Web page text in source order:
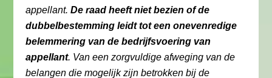
appellant.De raad heeft niet bezien of de
dubbelbestemming leidt tot een onevenredige
belemmering van de bedrijfsvoering van
appellant. Van een zorgvuldige afweging van de
belangen die mogelijk zijn betrokken bij de